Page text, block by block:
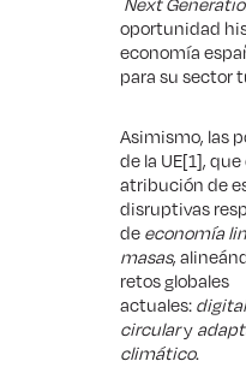
oportunidad
economía
para su sector
Asimismo, las
de la UE[1],
atribución de
disruptivas
deeconomía
masas,
retos globales
actuales:
circulary
climático.